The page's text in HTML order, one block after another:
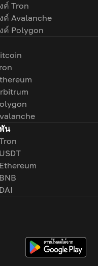
ค์ Tron
ค์ Avalanche
ค์ Polygon
น